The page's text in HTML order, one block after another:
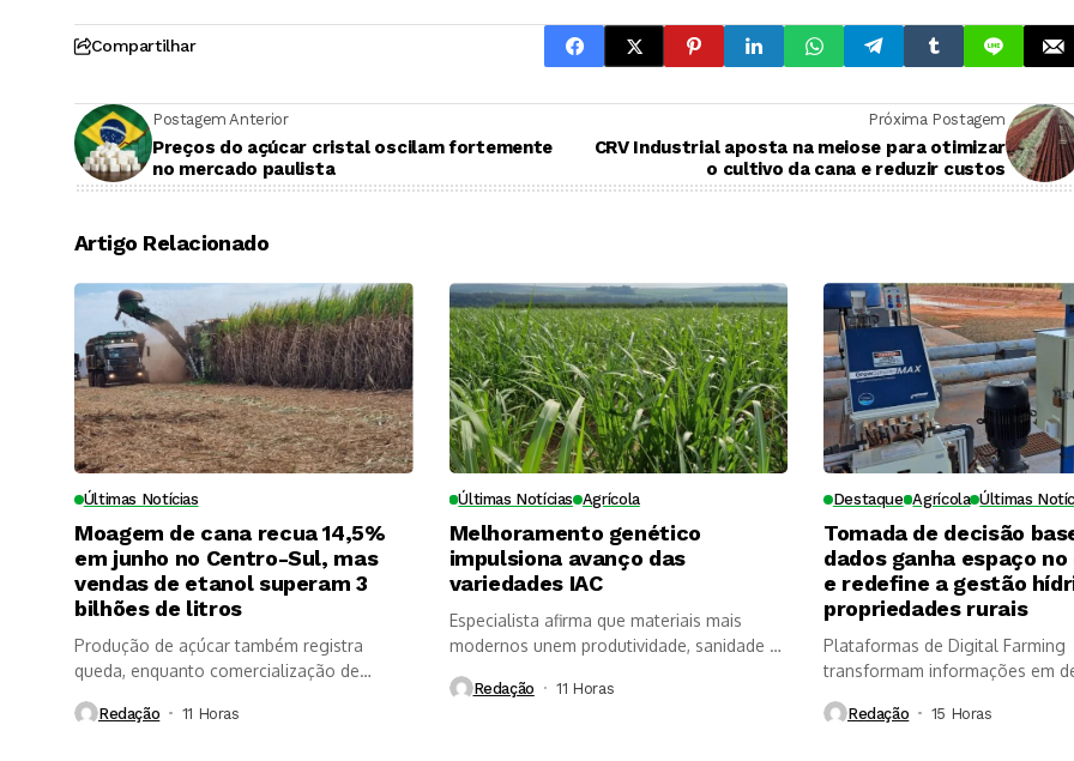
Compartilhar
Postagem Anterior
Preços do açúcar cristal oscilam fortemente
no mercado paulista
Próxima Postagem
CRV Industrial aposta na meiose para otimizar
o cultivo da cana e reduzir custos
Artigo Relacionado
Últimas Notícias
Moagem de cana recua 14,5%
em junho no Centro-Sul, mas
vendas de etanol superam 3
bilhões de litros
Produção de açúcar também registra
queda, enquanto comercialização de
Redação 11 Horas ⁮
Últimas Notícias Agrícola
Melhoramento genético
impulsiona avanço das
variedades IAC
Especialista afirma que materiais mais
modernos unem produtividade, sanidade e
Redação 11 Horas ⁮
Destaque Agrícola Últimas
Tomada de decisão
dados ganha espaço
e redefine a gestão
propriedades rurais
Plataformas de Digital Farming
transformam informações em
Redação 15 Horas ⁮